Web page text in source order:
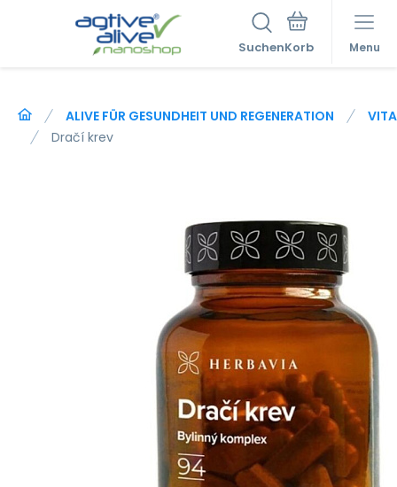
Suchen Menu
ALIVE FÜR GESUNDHEIT UND REGENERATION
Dračí krev